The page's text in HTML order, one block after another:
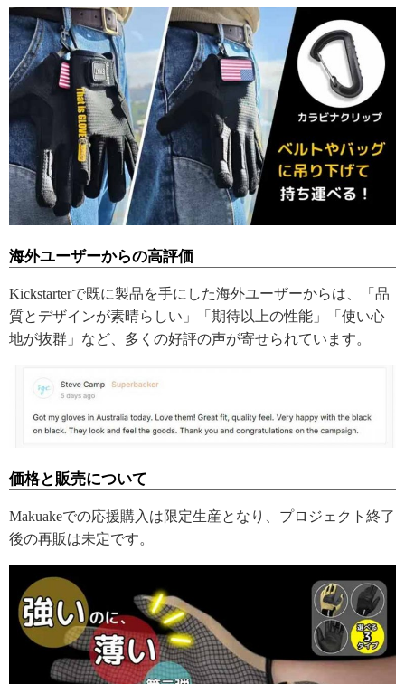
海外ユーザーからの高評価
Kickstarterで既に製品を手にした海外ユーザーからは、「品
質とデザインが素晴らしい」「期待以上の性能」「使い心
地が抜群」など、多くの好評の声が寄せられています。
価格と販売について
Makuakeでの応援購入は限定生産となり、プロジェクト終了
後の再販は未定です。